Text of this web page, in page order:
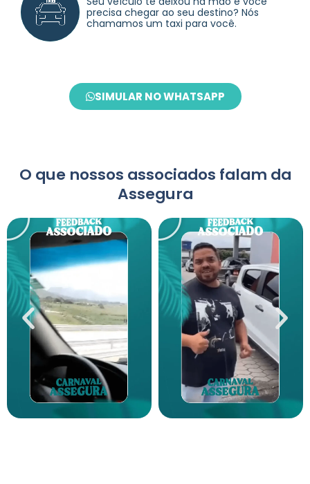
precisa chegar ao seu destino? Nós
chamamos um taxi para você.
SIMULAR NO WHATSAPP
O que nossos associados falam da
Assegura
Play
Associados Assegura Associados Assegura